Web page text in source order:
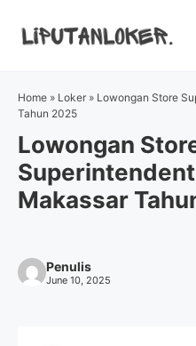
Home » Loker » Lowongan Store
Tahun 2025
Lowongan
Makassar
Penulis
June 10, 2025